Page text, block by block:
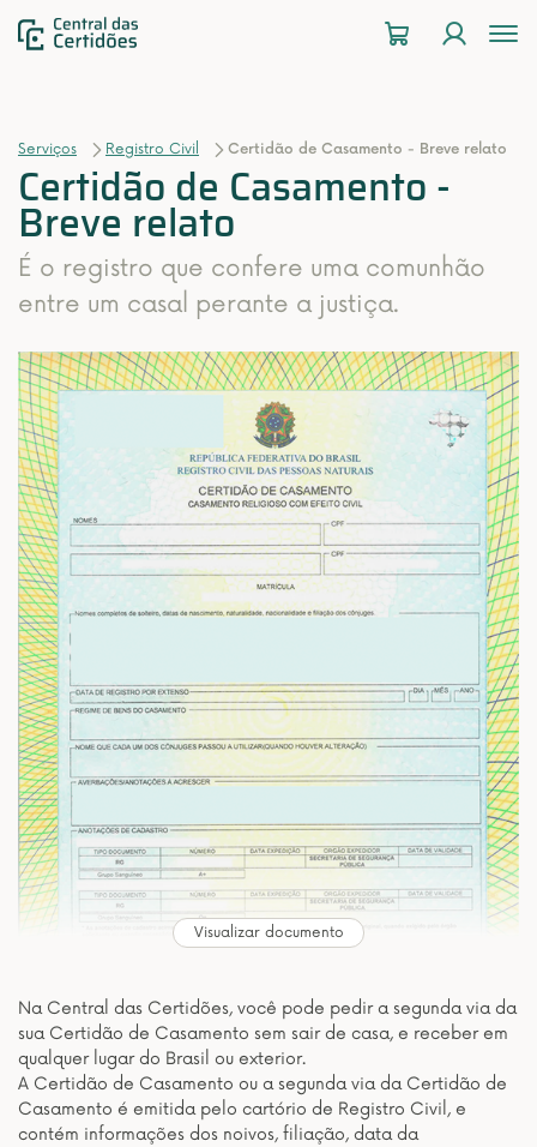
Serviços Registro Civil Certidão de Casamento - Breve relato
Certidão de Casamento -
Breve relato
É o registro que confere uma comunhão
entre um casal perante a justiça.
Visualizar documento
Na Central das Certidões, você pode pedir a segunda via da
sua Certidão de Casamento sem sair de casa, e receber em
qualquer lugar do Brasil ou exterior.
A Certidão de Casamento ou a segunda via da Certidão de
Casamento é emitida pelo cartório de Registro Civil, e
contém informações dos noivos, filiação, data da